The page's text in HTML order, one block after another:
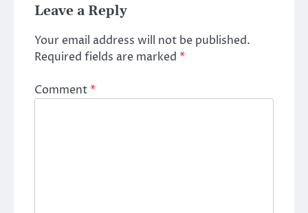
Leave a Reply
Your email address will not be published.
Required fields are marked *
Comment*